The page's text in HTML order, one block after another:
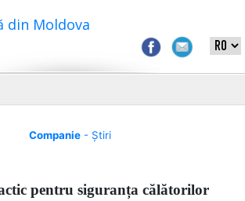
din Moldova
Companie- Știri
pentru siguranța călătorilor